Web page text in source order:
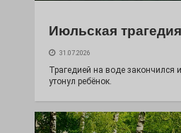
Июльская трагедия
31.07.2026
Трагедией на воде закончился
утонул ребёнок.